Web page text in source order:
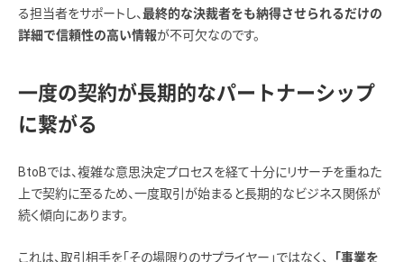
る担当者をサポートし、 最終的な決裁者をも納得させられるだけの
詳細で信頼性の高い情報が不可欠なのです。
一度の契約が長期的なパートナーシップ
に繋がる
BtoBでは、複雑な意思決定プロセスを経て十分にリサーチを重ねた
上で契約に至るため、一度取引が始まると長期的なビジネス関係が
続く傾向にあります。
これは、取引相手を「その場限りのサプライヤー」ではなく、 「事業を